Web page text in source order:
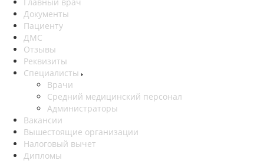
Документы
Пациенту
ДМС
Отзывы
Реквизиты
Специалисты
Врачи
Средний медицинский персонал
Администраторы
Вакансии
Вышестоящие организации
Налоговый вычет
Дипломы